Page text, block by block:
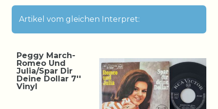
Artikel vom gleichen Interpret:
Peggy March-
Romeo Und
Julia/Spar Dir
Deine Dollar 7''
Vinyl